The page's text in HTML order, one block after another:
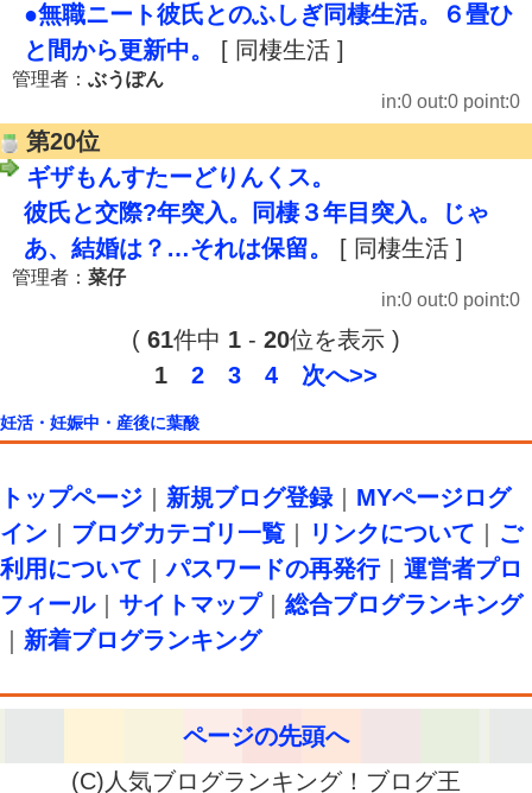
●無職ニート彼氏とのふしぎ同棲生活。６畳ひ
と間から更新中。
[ 同棲生活 ]
管理者： ぶうぽん
in:0 out:0 point:0
第20位
ギザもんすたーどりんくス。
彼氏と交際?年突入。同棲３年目突入。じゃ
あ、結婚は？…それは保留。
[ 同棲生活 ]
管理者： 菜仔
in:0 out:0 point:0
( 61件中 1 - 20位を表示 )
1
2 3 4 次へ>>
妊活・妊娠中・産後に葉酸
トップページ 新規ブログ登録｜ MYページログ
イン
ブログカテゴリ一覧 リンクについて
ご
利用について ｜パスワードの再発行｜ 運営者プロ
フィール｜ サイトマップ｜ 総合ブログランキング
新着ブログランキング
ページの先頭へ
(C)人気ブログランキング！ブログ王